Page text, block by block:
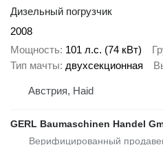
Дизельный погрузчик
2008
Мощность 101 л.с. (74 кВт)
Тип мачты двухсекционная
Австрия, Haid
GERL Baumaschinen Handel